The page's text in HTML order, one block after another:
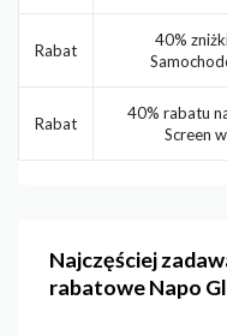
Rabat
40%
Rabat
40% rabatu
Screen
Najczęściej
rabatowe Napo